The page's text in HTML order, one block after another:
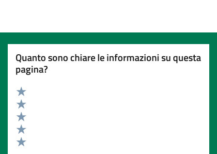
Quanto sono chiare le informazioni su questa
pagina?
Valuta 5 stelle su 5
Valuta 4 stelle su 5
Valuta 3 stelle su 5
Valuta 2 stelle su 5